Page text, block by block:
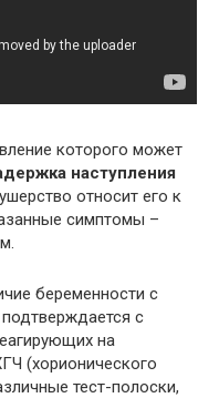
которого может
наступления
относит его к
симптомы –
беременности с
с
на
(хорионического
тест-полоски,